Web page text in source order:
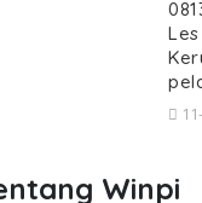
Winpi